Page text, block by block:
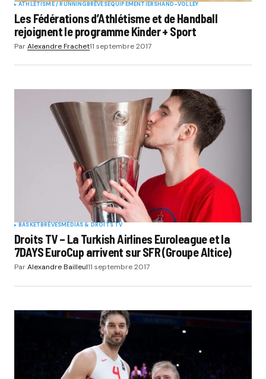
ATHLÉTISME / RUNNINGBRÈVESEQUIPEMENTIERSHAND-VOLLEY
Les Fédérations d’Athlétisme et de Handball
rejoignent le programme Kinder + Sport
ParAlexandre Frachet11 septembre 2017
BASKET BRÈVESMÉDIAS & DROITS TV
Droits TV – La Turkish Airlines Euroleague et la
7DAYS EuroCup arrivent sur SFR (Groupe Altice)
ParAlexandre Bailleul11 septembre 2017